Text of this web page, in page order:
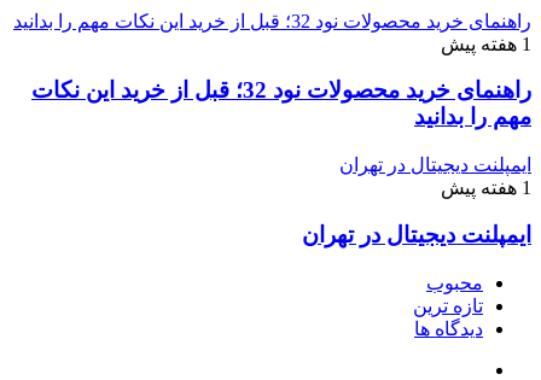
راهنمای خرید محصولات نود 32؛ قبل از خرید این نکات مهم را بدانید
1 هفته پیش
راهنمای خرید محصولات نود 32؛ قبل از خرید این نکات
مهم را بدانید
ایمپلنت دیجیتال در تهران
1 هفته پیش
ایمپلنت دیجیتال در تهران
محبوب
تازه ترین
دیدگاه ها